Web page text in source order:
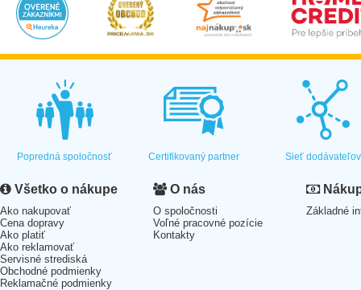
Popredná spoločnosť Certifikovaný partner Sieť dodávateľov
Všetko o nákupe
Ako nakupovať
Cena dopravy
Ako platiť
Ako reklamovať
Servisné strediská
Obchodné podmienky
Reklamačné podmienky
O nás
O spoločnosti
Voľné pracovné pozície
Kontakty
Základné